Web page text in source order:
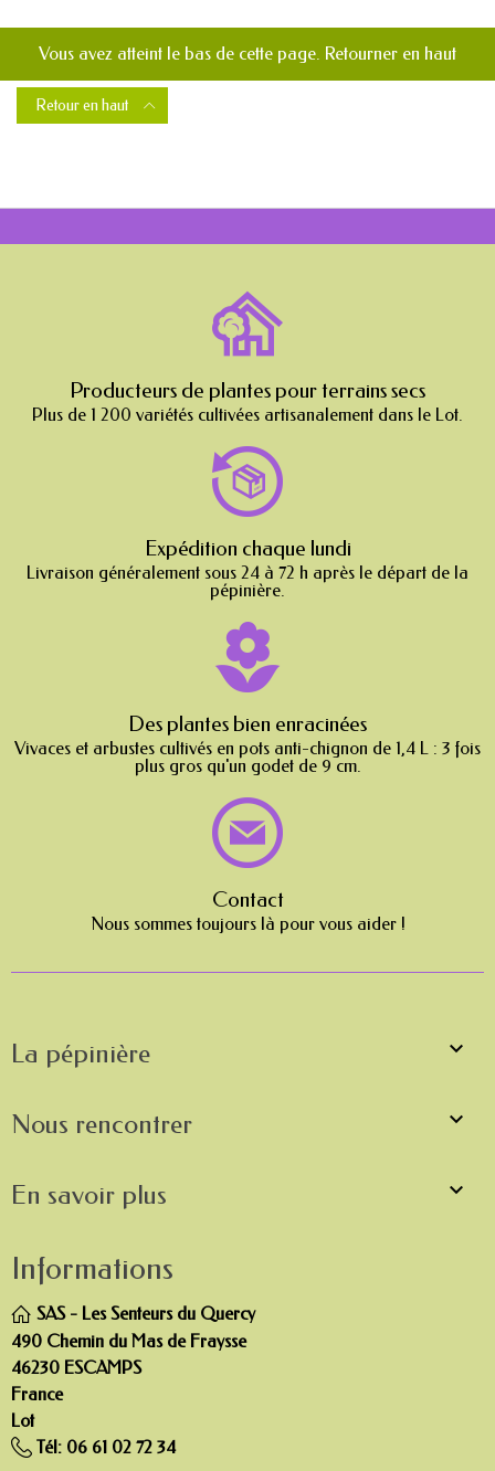
Vous avez atteint le bas de cette page. Retourner en haut
Retour en haut 
Producteurs de plantes pour terrains secs
Plus de 1 200 variétés cultivées artisanalement dans le Lot.
Expédition chaque lundi
Livraison généralement sous 24 à 72 h après le départ de la
pépinière.
Des plantes bien enracinées
Vivaces et arbustes cultivés en pots anti-chignon de 1,4 L : 3 fois
plus gros qu'un godet de 9 cm.
Contact
Nous sommes toujours là pour vous aider !
La pépinière 
Nous rencontrer 
En savoir plus 
Informations
SAS - Les Senteurs du Quercy
490 Chemin du Mas de Fraysse
46230 ESCAMPS
France
Lot
Tél: 06 61 02 72 34